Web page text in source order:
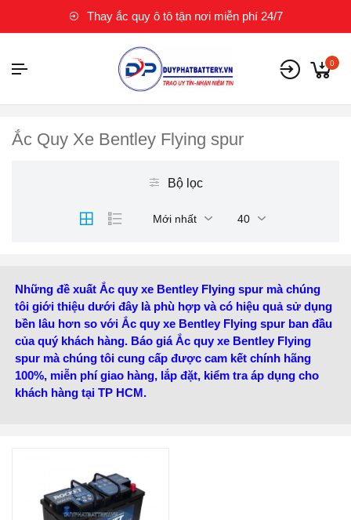
Thay ắc quy ô tô tận nơi miễn phí 24/7
0
Ắc Quy Xe Bentley Flying spur
Bộ lọc
Mới nhất 40
Những đề xuất Ắc quy xe Bentley Flying spur mà chúng
tôi giới thiệu dưới đây là phù hợp và có hiệu quả sử dụng
bền lâu hơn so với Ắc quy xe Bentley Flying spur ban đầu
của quý khách hàng. Báo giá Ắc quy xe Bentley Flying
spur mà chúng tôi cung cấp được cam kết chính hãng
100%, miễn phí giao hàng, lắp đặt, kiểm tra áp dụng cho
khách hàng tại TP HCM.
ROCKET
Điện thế (V):12 V